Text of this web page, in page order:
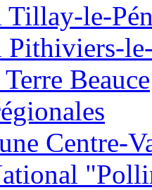
le-
Pithiviers-
Beauce
Centre-